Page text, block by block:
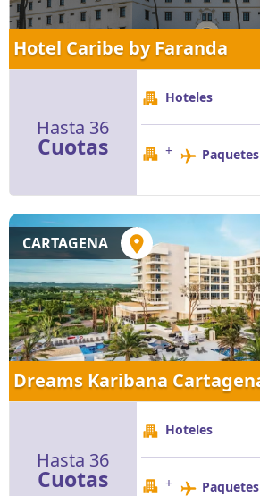
Hotel Caribe by Faranda
Hasta 36
Cuotas
Hoteles
+ Paquetes
CARTAGENA
Hasta 36
Cuotas
Hoteles
+ Paquetes